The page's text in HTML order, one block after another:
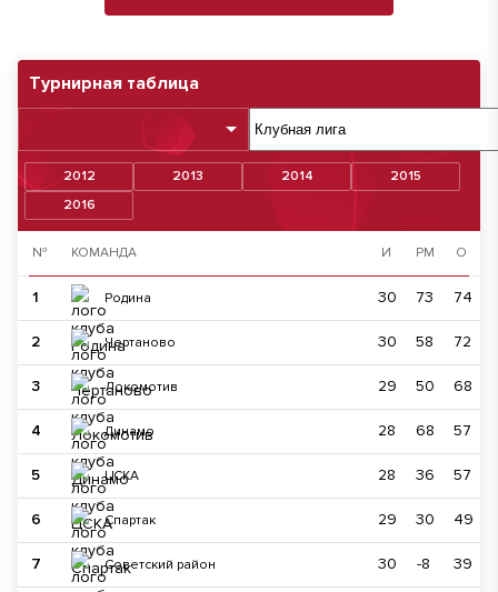
Турнирная таблица
2012 2013 2014
2015
2016
№ КОМАНДА И РМ О
1 Родина 30 73 74
2 Чертаново 30 58 72
3 Локомотив 29 50 68
4 Динамо 28 68 57
5 ЦСКА 28 36 57
6 Спартак 29 30 49
7 Советский район 30 -8 39